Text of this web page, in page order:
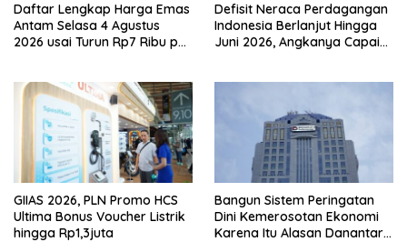
Daftar Lengkap Harga Emas
Antam Selasa 4 Agustus
2026 usai Turun Rp7 Ribu per
Defisit Neraca Perdagangan
Indonesia Berlanjut Hingga
Juni 2026, Angkanya Capai
GIIAS 2026, PLN Promo HCS
Ultima Bonus Voucher Listrik
hingga Rp1,3juta
Bangun Sistem Peringatan
Dini Kemerosotan Ekonomi
Karena Itu Alasan Danantara